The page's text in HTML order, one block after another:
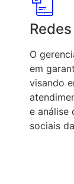
O
em
visando
e análise
sociais